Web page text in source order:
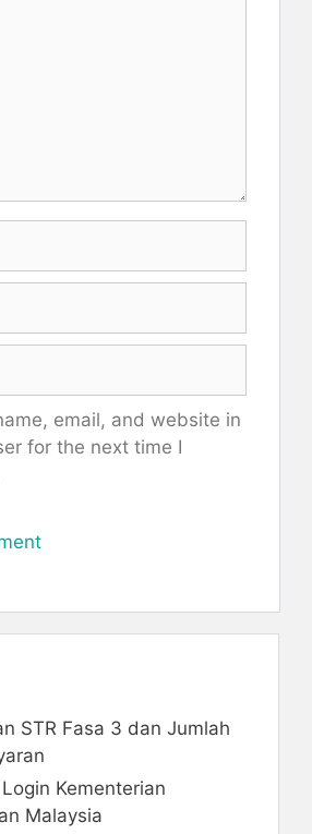
email, and website in
for the next time I
STR Fasa 3 dan Jumlah
Kementerian
Malaysia